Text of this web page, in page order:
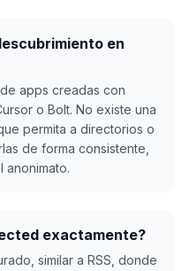
en
apps creadas con
o Bolt. No existe una
permita a directorios o
de forma consistente,
anonimato.
exactamente?
similar a RSS, donde